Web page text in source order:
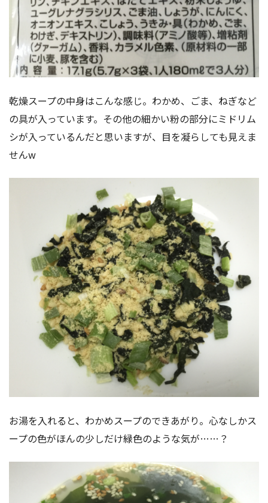
乾燥スープの中身はこんな感じ。わかめ、ごま、ねぎなど
の具が入っています。その他の細かい粉の部分にミドリム
シが入っているんだと思いますが、目を凝らしても見えま
せんw
お湯を入れると、わかめスープのできあがり。心なしかス
ープの色がほんの少しだけ緑色のような気が……？